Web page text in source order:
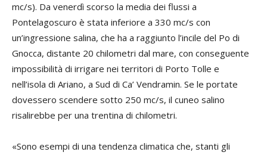
mc/s). Da venerdì scorso la media dei flussi a
Pontelagoscuro è stata inferiore a 330 mc/s con
un’ingressione salina, che ha a raggiunto l’incile del Po di
Gnocca, distante 20 chilometri dal mare, con conseguente
impossibilità di irrigare nei territori di Porto Tolle e
nell’isola di Ariano, a Sud di Ca’ Vendramin. Se le portate
dovessero scendere sotto 250 mc/s, il cuneo salino
risalirebbe per una trentina di chilometri.
«Sono esempi di una tendenza climatica che, stanti gli